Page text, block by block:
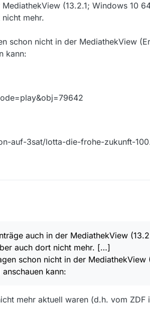
(13.2.1; Windows 10
mehr.
schon nicht in der MediathekView
kann:
auf-3sat/lotta-die-frohe-zukunft-
(13.2.1; Windows 10 64Bit)
schon nicht in der MediathekView (Error
auf-3sat/lotta-die-frohe-zukunft-100.html
auch in der MediathekView
auch dort nicht mehr. […]
schon nicht in der
kann:
mehr aktuell waren (d.h. vom ZDF